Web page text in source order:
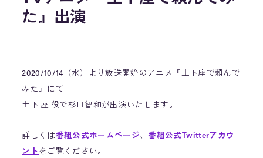
た』出演
2020/10/14（水）より放送開始のアニメ『土下座で頼んで
みた』にて
土下 座 役で杉田智和が出演いたします。
詳しくは番組公式ホームページ、番組公式Twitterアカウ
ント をご覧ください。